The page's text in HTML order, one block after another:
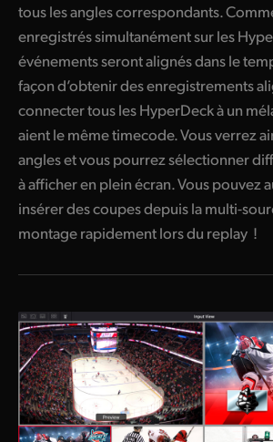
tous les angles correspondants.
enregistrés simultanément sur les
événements seront alignés dans le
façon d’obtenir des enregistrements
connecter tous les HyperDeck à un
aient le même timecode. Vous verrez
angles et vous pourrez sélectionner
à afficher en plein écran. Vous pouvez
insérer des coupes depuis la multi-
montage rapidement lors du replay !